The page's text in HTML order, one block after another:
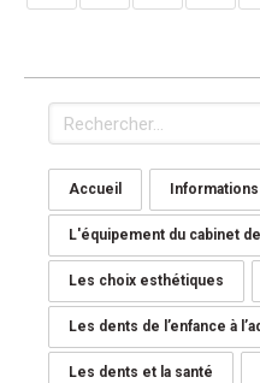
Rechercher
Accueil
L'équipement du cabinet
Les choix esthétiques
Les dents de l’enfance à
Les dents et la santé